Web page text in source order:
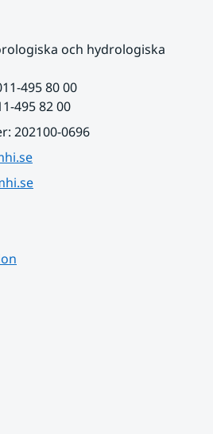
och hydrologiska
495 80 00
495 82 00
202100-0696